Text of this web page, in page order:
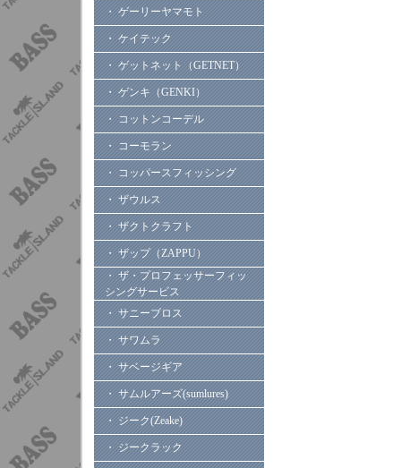
・ ゲーリーヤマモト
・ ケイテック
・ ゲットネット（GETNET）
・ ゲンキ（GENKI）
・ コットンコーデル
・ コーモラン
・ コッパースフィッシング
・ ザウルス
・ ザクトクラフト
・ ザップ（ZAPPU）
・ ザ・プロフェッサーフィッ
シングサービス
・ サニーブロス
・ サワムラ
・ サベージギア
・ サムルアーズ(sumlures)
・ ジーク(Zeake)
・ ジークラック